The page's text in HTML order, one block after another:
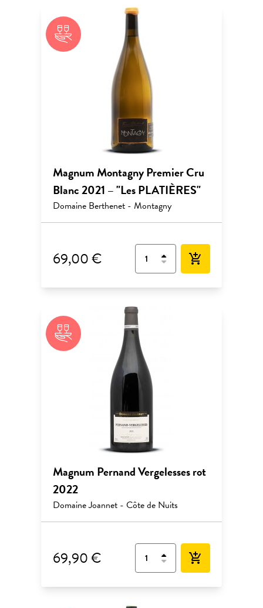
Magnum Montagny Premier Cru
Blanc 2021 – "Les PLATIÈRES"
Domaine Berthenet - Montagny
69,00 € add_shopping_cart
Magnum Pernand Vergelesses rot
2022
Domaine Joannet - Côte de Nuits
69,90 € add_shopping_cart